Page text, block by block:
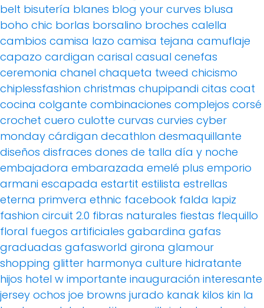
belt bisutería blanes blog your curves blusa
boho chic borlas borsalino broches calella
cambios camisa lazo camisa tejana camuflaje
capazo cardigan carisal casual cenefas
ceremonia chanel chaqueta tweed chicismo
chiplessfashion christmas chupipandi citas coat
cocina colgante combinaciones complejos corsé
crochet cuero culotte curvas curvies cyber
monday cárdigan decathlon desmaquillante
diseños disfraces dones de talla día y noche
embajadora embarazada emelé plus emporio
armani escapada estartit estilista estrellas
eterna primvera ethnic facebook falda lapiz
fashion circuit 2.0 fibras naturales fiestas flequillo
floral fuegos artificiales gabardina gafas
graduadas gafasworld girona glamour
shopping glitter harmonya culture hidratante
hijos hotel w importante inauguración interesante
jersey ochos joe browns jurado kanak kilos kin la